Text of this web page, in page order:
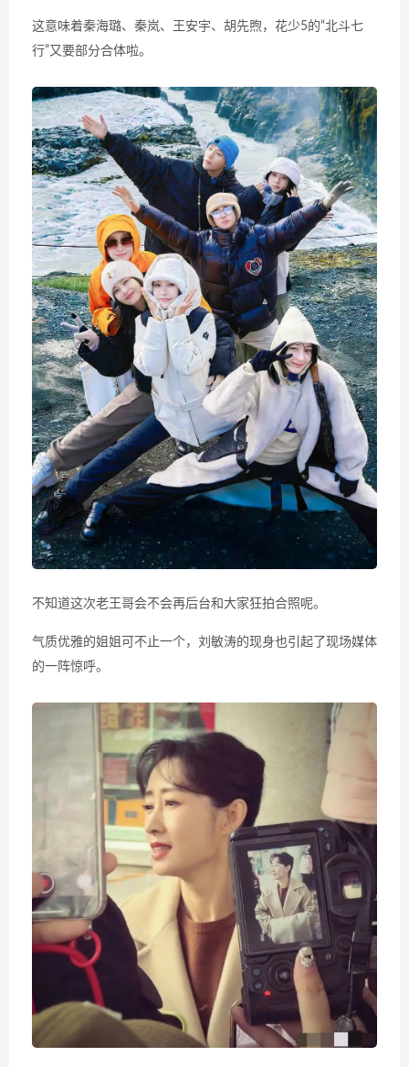
这意味着秦海璐、秦岚、王安宇、胡先煦，花少5的“北斗七
行”又要部分合体啦。
不知道这次老王哥会不会再后台和大家狂拍合照呢。
气质优雅的姐姐可不止一个，刘敏涛的现身也引起了现场媒体
的一阵惊呼。